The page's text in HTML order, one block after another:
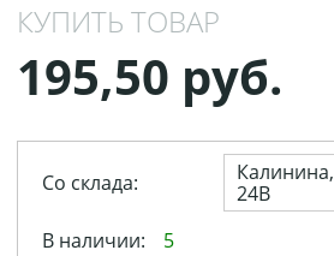
КУПИТЬ ТОВАР
195,50 руб.
Со склада:
Калинина,
24В
В наличии:
5